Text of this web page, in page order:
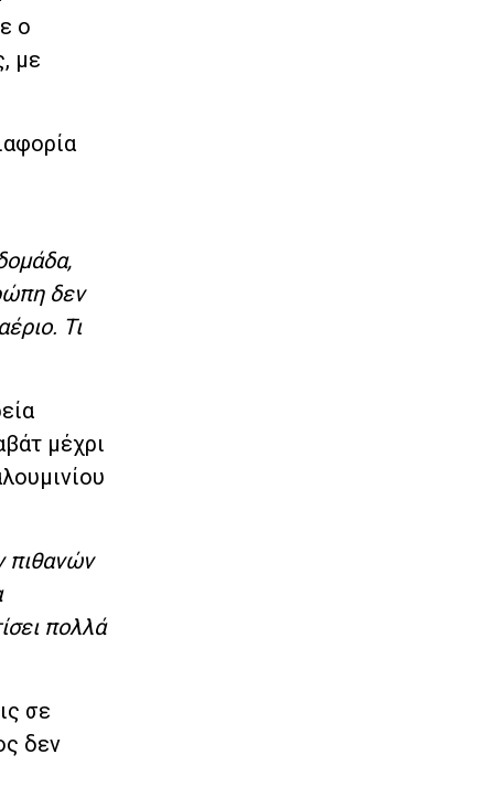
ο
με
δεν
Τι
μέχρι
πιθανών
πολλά
σε
δεν